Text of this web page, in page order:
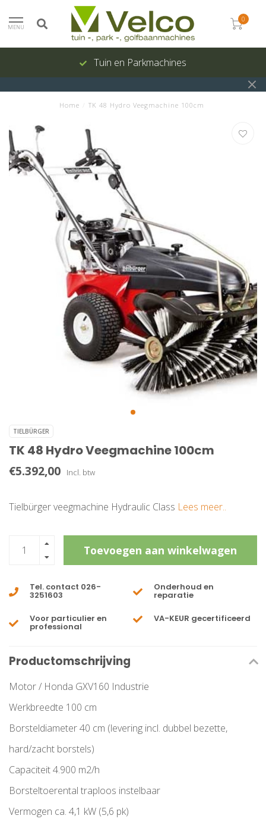
MENU
0
Tuin en Parkmachines
Home TK 48 Hydro Veegmachine 100cm
TIELBÜRGER
TK 48 Hydro Veegmachine 100cm
€5.392,00 Incl. btw
Tielbürger veegmachine Hydraulic Class Lees meer..
Toevoegen aan winkelwagen
Tel. contact 026-
3251603
Onderhoud en
reparatie
Voor particulier en
professional
VA-KEUR gecertificeerd
Productomschrijving
Motor / Honda GXV160 Industrie
Werkbreedte 100 cm
Borsteldiameter 40 cm (levering incl. dubbel bezette,
hard/zacht borstels)
Capaciteit 4.900 m2/h
Borsteltoerental traploos instelbaar
Vermogen ca. 4,1 kW (5,6 pk)